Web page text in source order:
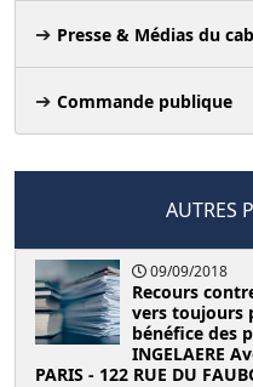
Presse & Médias du
Commande publique
AUTRES
09/09/2018
Recours
vers toujours
bénéfice des
INGELAERE
PARIS - 122 RUE DU